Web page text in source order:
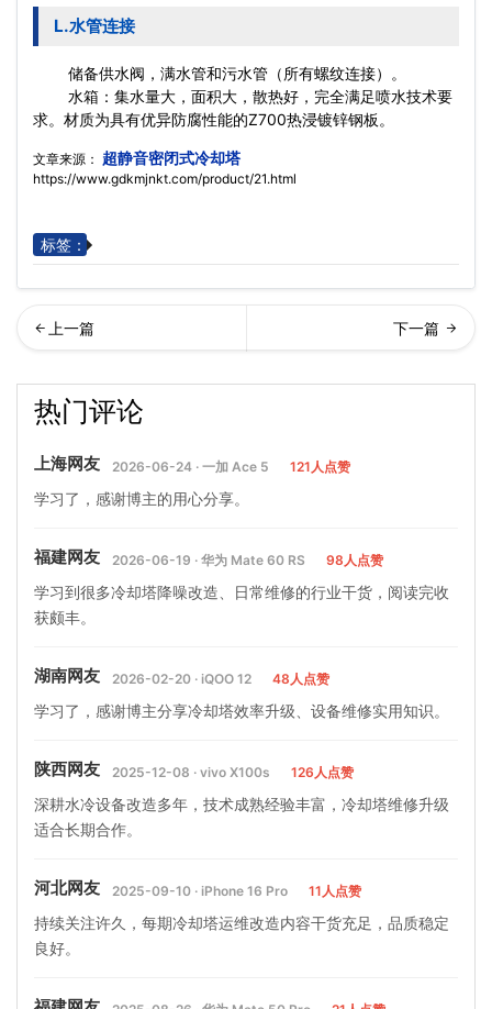
L.水管连接
储备供水阀，满水管和污水管（所有螺纹连接）。
水箱：集水量大，面积大，散热好，完全满足喷水技术要
求。材质为具有优异防腐性能的Z700热浸镀锌钢板。
文章来源： 超静音密闭式冷却塔
https://www.gdkmjnkt.com/product/21.html
标签：
热门评论
上海网友 2026-06-24 · 一加 Ace 5 121人点赞
学习了，感谢博主的用心分享。
福建网友 2026-06-19 · 华为 Mate 60 RS 98人点赞
学习到很多冷却塔降噪改造、日常维修的行业干货，阅读完收
获颇丰。
湖南网友 2026-02-20 · iQOO 12 48人点赞
学习了，感谢博主分享冷却塔效率升级、设备维修实用知识。
陕西网友 2025-12-08 · vivo X100s 126人点赞
深耕水冷设备改造多年，技术成熟经验丰富，冷却塔维修升级
适合长期合作。
河北网友 2025-09-10 · iPhone 16 Pro 11人点赞
持续关注许久，每期冷却塔运维改造内容干货充足，品质稳定
良好。